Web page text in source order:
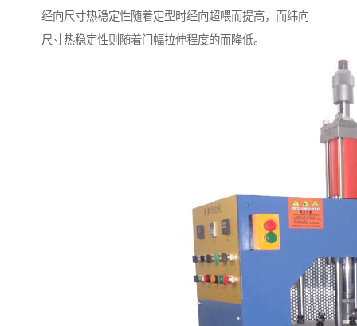
经向尺寸热稳定性随着定型时经向超喂而提高，而纬向
尺寸热稳定性则随着门幅拉伸程度的而降低。